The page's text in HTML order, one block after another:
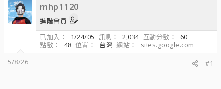
起
人
期
mhp1120
進階會員
已加入
1/24/05 訊息 2,034 互動分數
60
點數
48 位置 台灣 網站
sites.google.com
5/8/26
#1